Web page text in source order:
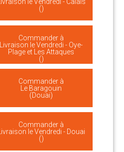
()
Commander à
Livraison le Vendredi - Oye-
Plage et Les Attaques
()
Commander à
Le Baragouin
(Douai)
Commander à
Livraison le Vendredi - Douai
()